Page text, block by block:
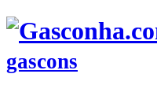
gascons